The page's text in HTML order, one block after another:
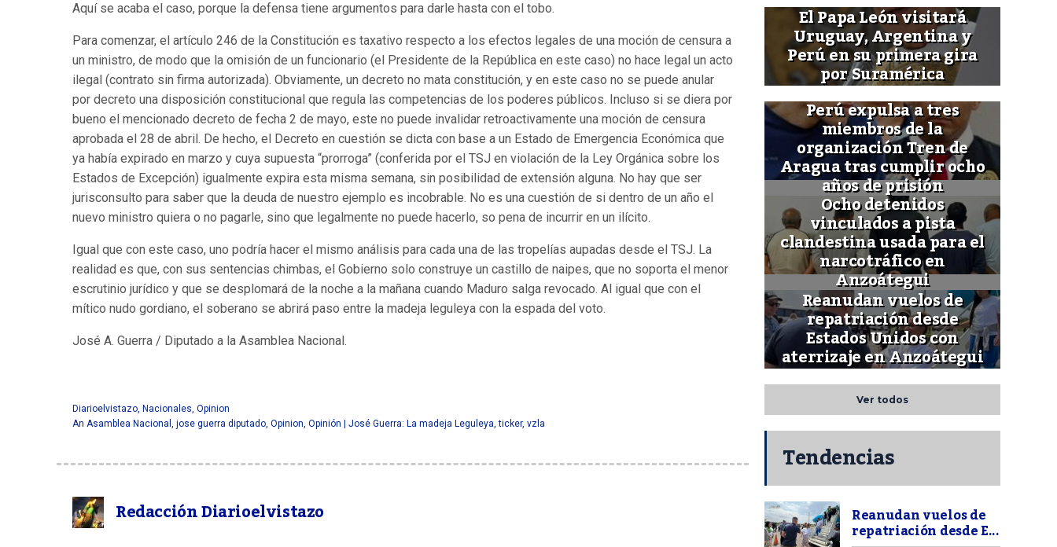
Aquí se acaba el caso, porque la defensa tiene argumentos para darle hasta con el tobo.
Para comenzar, el artículo 246 de la Constitución es taxativo respecto a los efectos legales de una moción de censura a
un ministro, de modo que la omisión de un funcionario (el Presidente de la República en este caso) no hace legal un acto
ilegal (contrato sin firma autorizada). Obviamente, un decreto no mata constitución, y en este caso no se puede anular
por decreto una disposición constitucional que regula las competencias de los poderes públicos. Incluso si se diera por
bueno el mencionado decreto de fecha 2 de mayo, este no puede invalidar retroactivamente una moción de censura
aprobada el 28 de abril. De hecho, el Decreto en cuestión se dicta con base a un Estado de Emergencia Económica que
ya había expirado en marzo y cuya supuesta “prorroga” (conferida por el TSJ en violación de la Ley Orgánica sobre los
Estados de Excepción) igualmente expira esta misma semana, sin posibilidad de extensión alguna. No hay que ser
jurisconsulto para saber que la deuda de nuestro ejemplo es incobrable. No es una cuestión de si dentro de un año el
nuevo ministro quiera o no pagarle, sino que legalmente no puede hacerlo, so pena de incurrir en un ilícito.
Igual que con este caso, uno podría hacer el mismo análisis para cada una de las tropelías aupadas desde el TSJ. La
realidad es que, con sus sentencias chimbas, el Gobierno solo construye un castillo de naipes, que no soporta el menor
escrutinio jurídico y que se desplomará de la noche a la mañana cuando Maduro salga revocado. Al igual que con el
mítico nudo gordiano, el soberano se abrirá paso entre la madeja leguleya con la espada del voto.
José A. Guerra / Diputado a la Asamblea Nacional.
Diarioelvistazo, Nacionales, Opinion
An Asamblea Nacional , jose guerra diputado, Opinion, Opinión | José Guerra: La madeja Leguleya,ticker, vzla
Redacción Diarioelvistazo
El Papa León visitará
Uruguay, Argentina y
Perú en su primera gira
por Suramérica
Perú expulsa a tres
miembros de la
organización Tren de
Aragua tras cumplir ocho
años de prisión
Ocho detenidos
vinculados a pista
clandestina usada para el
narcotráfico en
Anzoátegui
Reanudan vuelos de
repatriación desde
Estados Unidos con
aterrizaje en Anzoátegui
Ver todos
Tendencias
Reanudan vuelos de
repatriación desde E...